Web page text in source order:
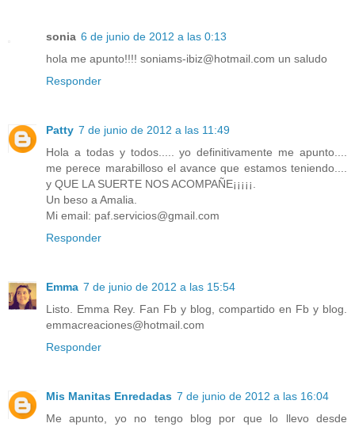
sonia 6 de junio de 2012 a las 0:13
hola me apunto!!!! soniams-ibiz@hotmail.com un saludo
Responder
Patty 7 de junio de 2012 a las 11:49
Hola a todas y todos..... yo definitivamente me apunto....
me perece marabilloso el avance que estamos teniendo....
y QUE LA SUERTE NOS ACOMPAÑE¡¡¡¡¡.
Un beso a Amalia.
Mi email: paf.servicios@gmail.com
Responder
Emma 7 de junio de 2012 a las 15:54
Listo. Emma Rey. Fan Fb y blog, compartido en Fb y blog.
emmacreaciones@hotmail.com
Responder
Mis Manitas Enredadas 7 de junio de 2012 a las 16:04
Me apunto, yo no tengo blog por que lo llevo desde